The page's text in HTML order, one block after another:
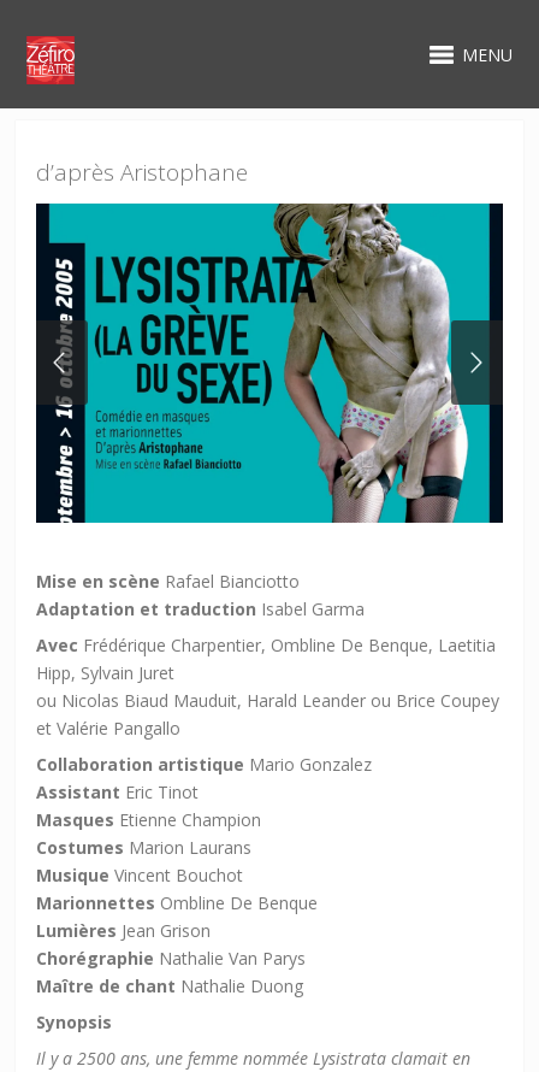
MENU
d’après Aristophane
Mise en scène Rafael Bianciotto
Adaptation et traduction Isabel Garma
Avec Frédérique Charpentier, Ombline De Benque, Laetitia
Hipp, Sylvain Juret
ou Nicolas Biaud Mauduit, Harald Leander ou Brice Coupey
et Valérie Pangallo
Collaboration artistique Mario Gonzalez
Assistant Eric Tinot
Masques Etienne Champion
Costumes Marion Laurans
MusiqueVincent Bouchot
Marionnettes Ombline De Benque
Lumières Jean Grison
Chorégraphie Nathalie Van Parys
Maître de chant Nathalie Duong
Synopsis
Il y a 2500 ans, une femme nommée Lysistrata clamait en